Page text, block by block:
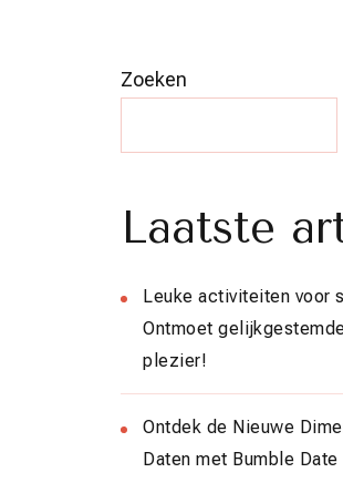
Zoeken
Laatste
Leuke activiteiten voor
Ontmoet
plezier!
Ontdek de Nieuwe
Daten met Bumble Date